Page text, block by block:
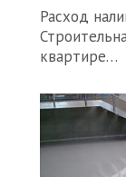
Расход
квартире…